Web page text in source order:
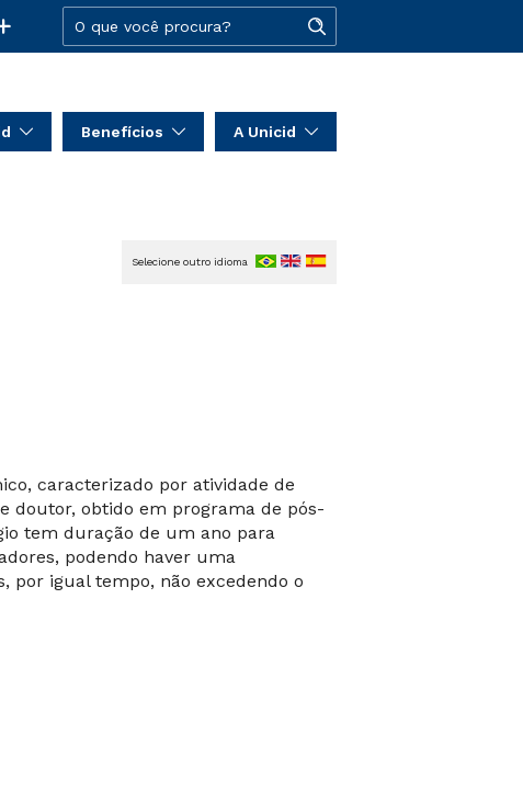
Benefícios A Unicid
Selecione outro idioma
caracterizado por atividade de
doutor, obtido em programa de pós-
tem duração de um ano para
podendo haver uma
por igual tempo, não excedendo o